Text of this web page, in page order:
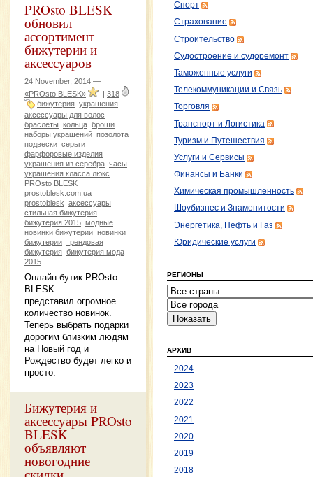
PROsto BLESK
обновил
ассортимент
бижутерии и
аксессуаров
24 November, 2014 —
«PROsto BLESK»
318
бижутерия украшения
аксессуары для волос
браслеты кольца броши
наборы украшений позолота
подвески серьги
фарфоровые изделия
украшения из серебра часы
украшения класса люкс
PROsto BLESK
prostoblesk.com.ua
prostoblesk аксессуары
стильная бижутерия
бижутерия 2015 модные
новинки бижутерии новинки
бижутерии трендовая
бижутерия бижутерия мода
2015
Онлайн-бутик PROsto
BLESK
представил огромное
количество новинок.
Теперь выбрать подарки
дорогим близким людям
на Новый год и
Рождество будет легко и
просто.
Бижутерия и
аксессуары PROsto
BLESK
объявляют
новогодние
Спорт
Страхование
Строительство
Судостроение и судоремонт
Таможенные услуги
Телекоммуникации и Связь
Торговля
Транспорт и Логистика
Туризм и Путешествия
Услуги и Сервисы
Финансы и Банки
Химическая промышленность
Шоубизнес и Знаменитости
Энергетика, Нефть и Газ
Юридические услуги
РЕГИОНЫ
АРХИВ
2024
2023
2022
2021
2020
2019
2018